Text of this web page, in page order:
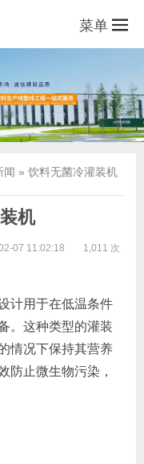
菜单
闻 » 饮料无菌冷灌装机
机
07 11:02:18
1,011 次
计用于在低温条件
。这种类型的灌装
情况下保持其营养
防止微生物污染，